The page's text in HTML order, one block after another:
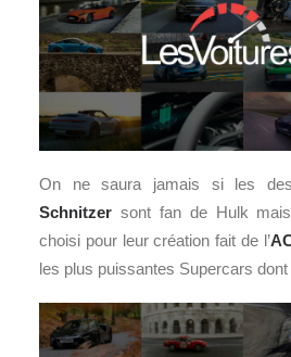
On ne saura jamais si les
Schnitzer sont fan de Hulk
choisi pour leur création fait de l’
les plus puissantes Supercars